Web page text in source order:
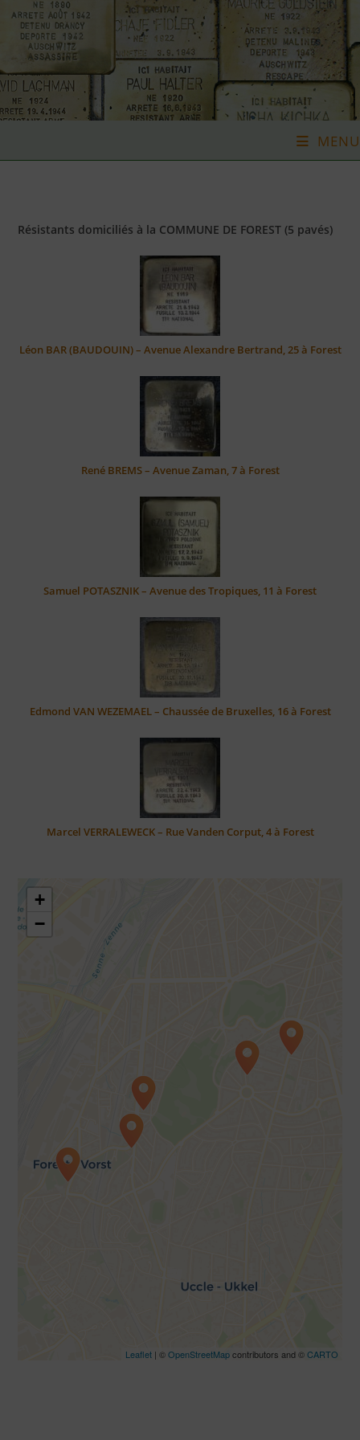
Skip
content
MENU
Résistants domiciliés à la COMMUNE DE FOREST (5 pavés)
Léon BAR (BAUDOUIN) – Avenue Alexandre Bertrand, 25 à Forest
René BREMS – Avenue Zaman, 7 à Forest
Samuel POTASZNIK – Avenue des Tropiques, 11 à Forest
Edmond VAN WEZEMAEL – Chaussée de Bruxelles, 16 à Forest
Marcel VERRALEWECK – Rue Vanden Corput, 4 à Forest
Travelers' Map is loading...
If you see this after your page is
loaded completely, leafletJS files are
+
−
Leaflet| ©OpenStreetMapcontributors and ©CARTO